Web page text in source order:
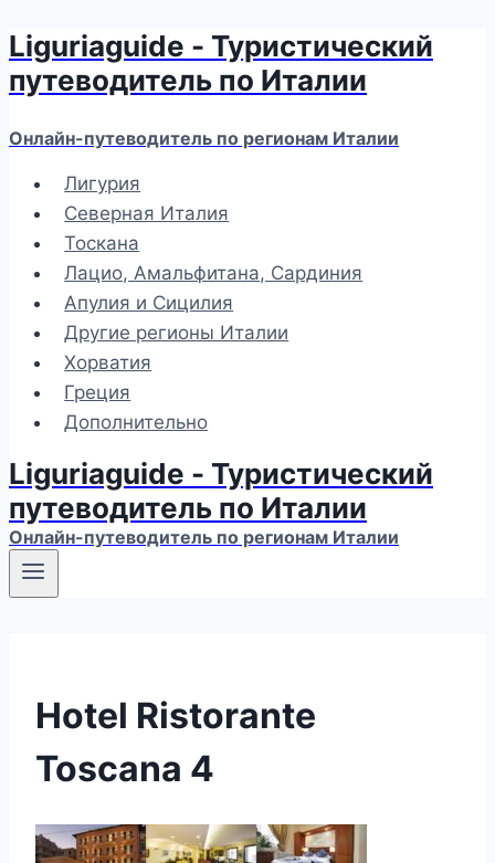
Перейти
к
содержимому
Liguriaguide - Туристический
путеводитель по Италии
Онлайн-путеводитель по регионам Италии
Лигурия
Северная Италия
Тоскана
Лацио, Амальфитана, Сардиния
Апулия и Сицилия
Другие регионы Италии
Хорватия
Греция
Дополнительно
Liguriaguide - Туристический
путеводитель по Италии
Онлайн-путеводитель по регионам Италии
Hotel Ristorante
Toscana 4